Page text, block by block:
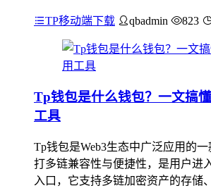
TP移动端下载 qbadmin 823
Tp钱包是什么钱包？一文搞
工具
Tp钱包是Web3生态中广泛应用的
打多链兼容性与便捷性，是用户进
入口，它支持多链加密资产的存储